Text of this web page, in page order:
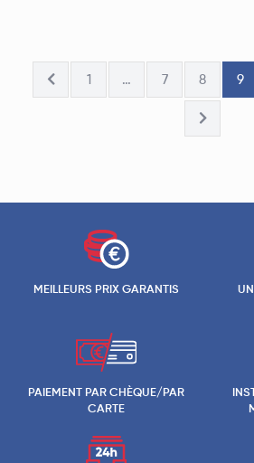
1 … 7 8 9
MEILLEURS PRIX GARANTIS
PAIEMENT PAR CHÈQUE/PAR
CARTE